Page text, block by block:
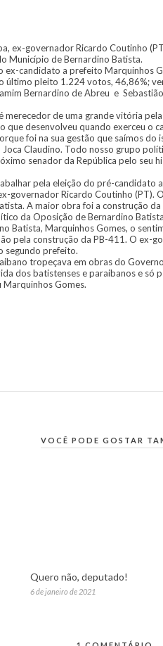
ex-governador Ricardo Coutinho
Município de Bernardino Batista.
ex-candidato a prefeito Marquinhos
último pleito 1.224 votos, 46,86%;
Bernardino de Abreu e
merecedor de uma grande vitória
desenvolveu quando exerceu o
foi na sua gestão que saímos
Claudino. Todo nosso grupo
senador da República pelo seu
pela eleição do pré-candidato
governador Ricardo Coutinho (PT).
A maior obra foi a construção
da Oposição de Bernardino
Batista, Marquinhos Gomes, o
pela construção da PB-411. O ex-
segundo prefeito.
tropeçava em obras do
dos batistenses e paraibanos e só
Marquinhos Gomes.
VOCÊ PODE GOSTAR
Quero não, deputado!
6 de janeiro de 2021